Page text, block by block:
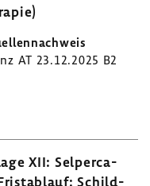
AT 23.12.2025 B2
XII: Selper­ca­
Schild­